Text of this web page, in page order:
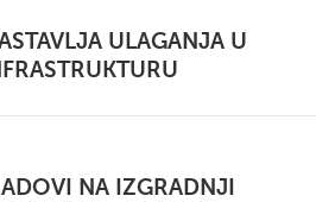
ULAGANJA U
NA IZGRADNJI